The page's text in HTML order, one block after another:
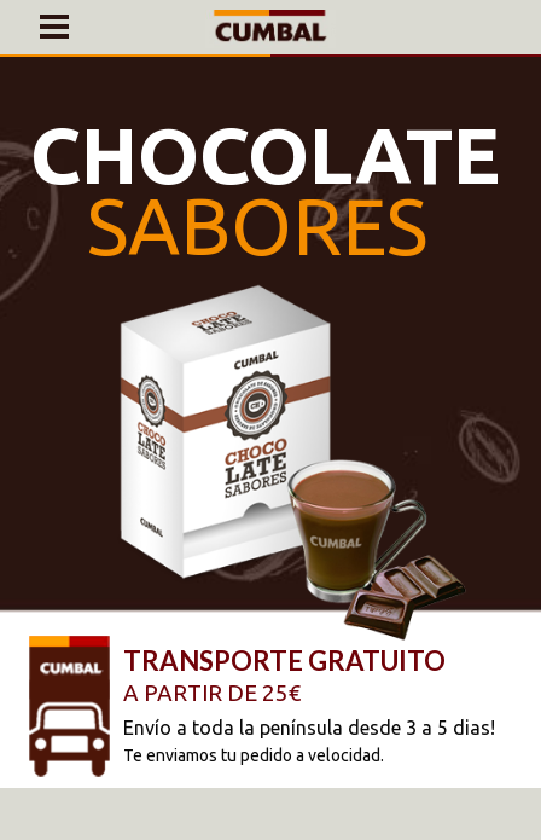
PRODUCTOS
CAFÉ EN BOLSAS DE 1KG
¡AL GRANO!
MI CUENTA
¿ERES PROFESIONAL?